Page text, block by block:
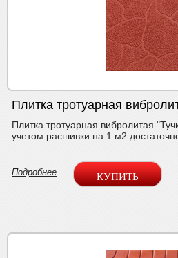
Плитка тротуарная
Плитка тротуарная вибролитая
учетом расшивки на 1 м2
Подробнее